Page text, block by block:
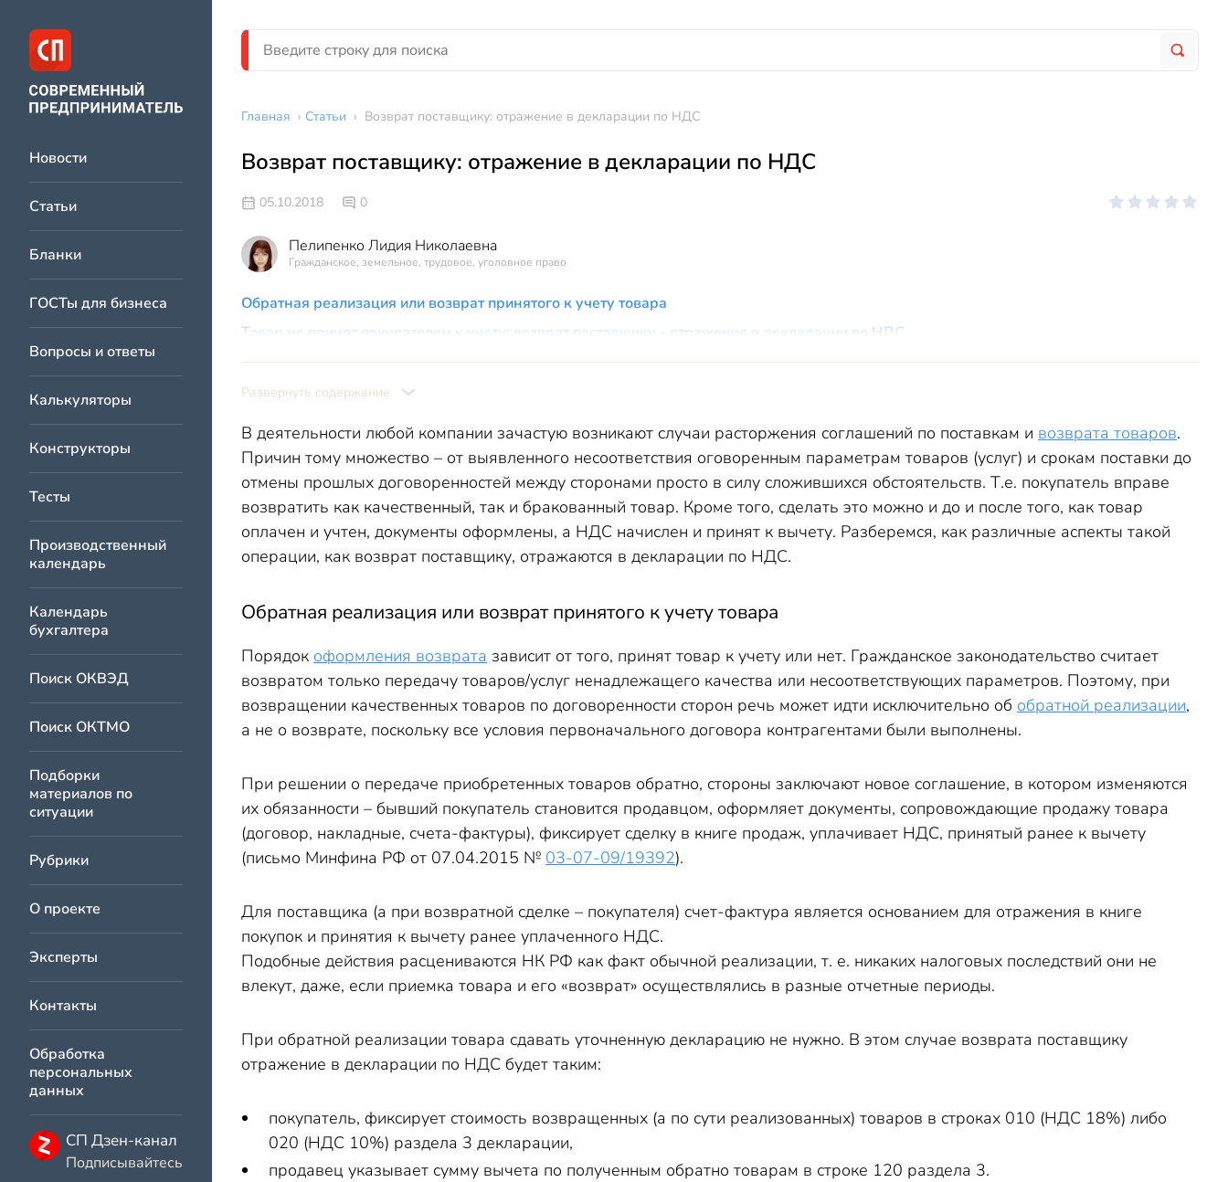
Новости
Статьи
Бланки
ГОСТы для бизнеса
Вопросы и ответы
Калькуляторы
Конструкторы
Тесты
Производственный
календарь
Календарь
бухгалтера
Поиск ОКВЭД
Поиск ОКТМО
Подборки
материалов по
ситуации
Рубрики
О проекте
Эксперты
Контакты
Обработка
персональных
данных
СП Дзен-канал
Подписывайтесь
Главная › Статьи › Возврат поставщику: отражение в декларации по НДС
Возврат поставщику: отражение в декларации по НДС
05.10.2018 0
Пелипенко Лидия Николаевна
Гражданское, земельное, трудовое, уголовное право
Обратная реализация или возврат принятого к учету товара
Товар не принят покупателем к учету: возврат поставщику - отражение в декларации по НДС
Развернуть содержание
В деятельности любой компании зачастую возникают случаи расторжения соглашений по поставкам и возврата товаров.
Причин тому множество – от выявленного несоответствия оговоренным параметрам товаров (услуг) и срокам поставки до
отмены прошлых договоренностей между сторонами просто в силу сложившихся обстоятельств. Т.е. покупатель вправе
возвратить как качественный, так и бракованный товар. Кроме того, сделать это можно и до и после того, как товар
оплачен и учтен, документы оформлены, а НДС начислен и принят к вычету. Разберемся, как различные аспекты такой
операции, как возврат поставщику, отражаются в декларации по НДС.
Обратная реализация или возврат принятого к учету товара
Порядок оформления возврата зависит от того, принят товар к учету или нет. Гражданское законодательство считает
возвратом только передачу товаров/услуг ненадлежащего качества или несоответствующих параметров. Поэтому, при
возвращении качественных товаров по договоренности сторон речь может идти исключительно об обратной реализации,
а не о возврате, поскольку все условия первоначального договора контрагентами были выполнены.
При решении о передаче приобретенных товаров обратно, стороны заключают новое соглашение, в котором изменяются
их обязанности – бывший покупатель становится продавцом, оформляет документы, сопровождающие продажу товара
(договор, накладные, счета-фактуры), фиксирует сделку в книге продаж, уплачивает НДС, принятый ранее к вычету
(письмо Минфина РФ от 07.04.2015 № 03-07-09/19392).
Для поставщика (а при возвратной сделке – покупателя) счет-фактура является основанием для отражения в книге
покупок и принятия к вычету ранее уплаченного НДС.
Подобные действия расцениваются НК РФ как факт обычной реализации, т. е. никаких налоговых последствий они не
влекут, даже, если приемка товара и его «возврат» осуществлялись в разные отчетные периоды.
При обратной реализации товара сдавать уточненную декларацию не нужно. В этом случае возврата поставщику
отражение в декларации по НДС будет таким:
покупатель, фиксирует стоимость возвращенных (а по сути реализованных) товаров в строках 010 (НДС 18%) либо
020 (НДС 10%) раздела 3 декларации,
продавец указывает сумму вычета по полученным обратно товарам в строке 120 раздела 3.